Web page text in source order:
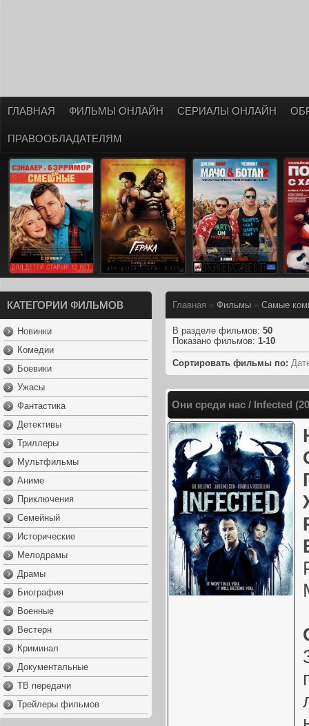
ГЛАВНАЯ ФИЛЬМЫ ОНЛАЙН СЕРИАЛЫ ОНЛАЙН
ПРАВООБЛАДАТЕЛЯМ
КАТЕГОРИИ ФИЛЬМОВ
Новинки
Комедии
Боевики
Ужасы
Фантастика
Детективы
Триллеры
Мультфильмы
Аниме
Приключения
Семейный
Исторические
Мелодрамы
Драмы
Биография
Военные
Вестерн
Криминал
Документальные
ТВ передачи
Трейлеры фильмов
Главная » Фильмы » Самые
В разделе фильмов: 50
Показано фильмов: 1-10
Сортировать фильмы по:
Они среди нас / Infected